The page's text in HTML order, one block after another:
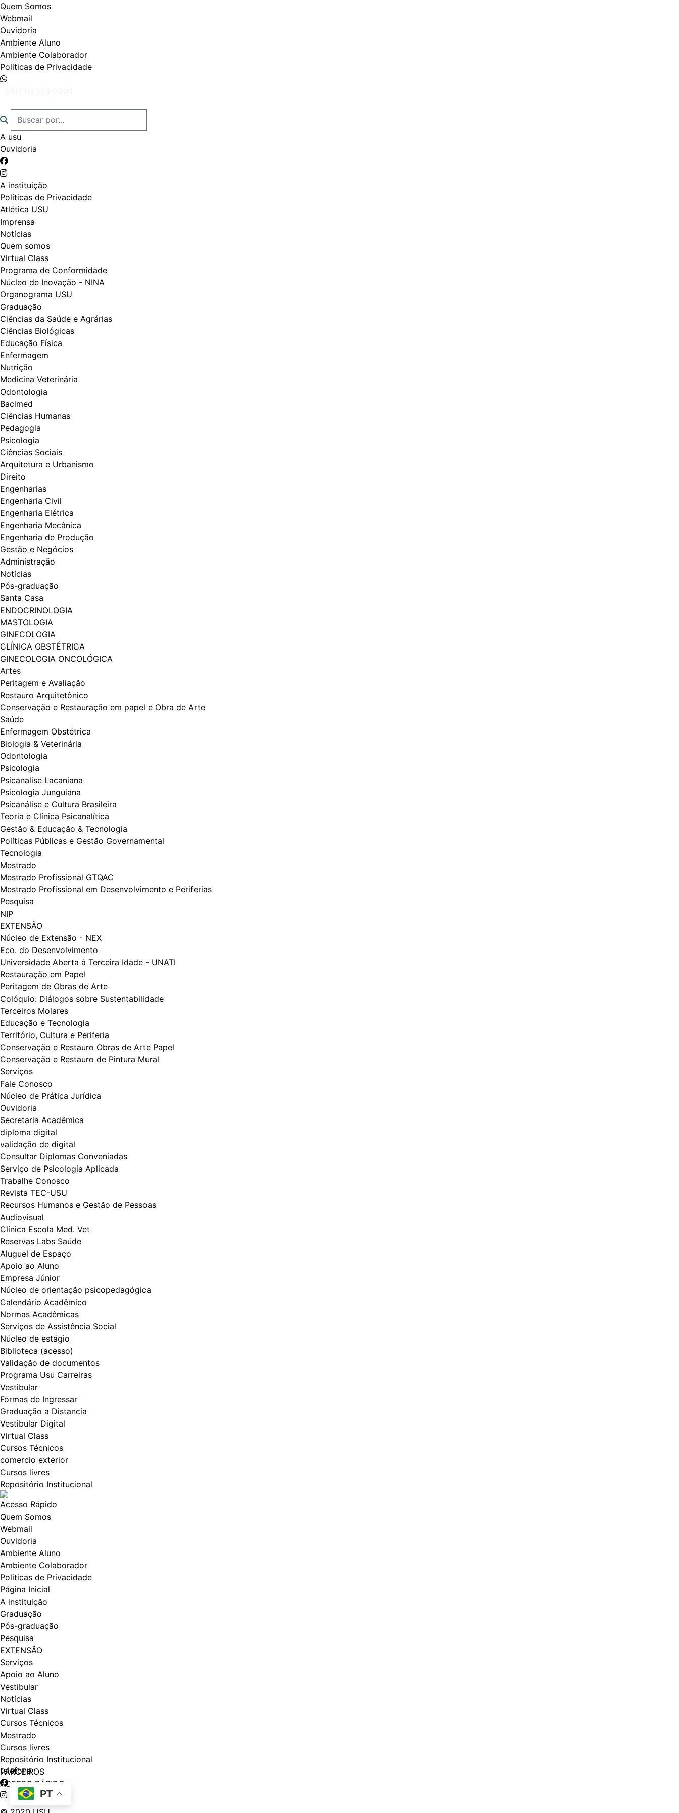
PT
Quem Somos
Webmail
Ouvidoria
Ambiente Aluno
Ambiente Colaborador
Politicas de Privacidade
A usu
Ouvidoria
A instituição
Políticas de Privacidade
Atlética USU
Imprensa
Notícias
Quem somos
Virtual Class
Programa de Conformidade
Núcleo de Inovação - NINA
Organograma USU
Graduação
Ciências da Saúde e Agrárias
Ciências Biológicas
Educação Física
Enfermagem
Nutrição
Medicina Veterinária
Odontologia
Bacimed
Ciências Humanas
Pedagogia
Psicologia
Ciências Sociais
Arquitetura e Urbanismo
Direito
Engenharias
Engenharia Civil
Engenharia Elétrica
Engenharia Mecânica
Engenharia de Produção
Gestão e Negócios
Administração
Notícias
Pós-graduação
Santa Casa
ENDOCRINOLOGIA
MASTOLOGIA
GINECOLOGIA
CLÍNICA OBSTÉTRICA
GINECOLOGIA ONCOLÓGICA
Artes
Peritagem e Avaliação
Restauro Arquitetônico
Conservação e Restauração em papel e Obra de Arte
Saúde
Enfermagem Obstétrica
Biologia & Veterinária
Odontologia
Psicologia
Psicanalise Lacaniana
Psicologia Junguiana
Psicanálise e Cultura Brasileira
Teoria e Clínica Psicanalítica
Gestão & Educação & Tecnologia
Políticas Públicas e Gestão Governamental
Tecnologia
Mestrado
Mestrado Profissional GTQAC
Mestrado Profissional em Desenvolvimento e Periferias
Pesquisa
NIP
EXTENSÃO
Núcleo de Extensão - NEX
Eco. do Desenvolvimento
Universidade Aberta à Terceira Idade - UNATI
Restauração em Papel
Peritagem de Obras de Arte
Colóquio: Diálogos​​ sobre Sustentabilidade
Terceiros Molares
Educação e Tecnologia
Território, Cultura e Periferia
Conservação e Restauro Obras de Arte Papel
Conservação e Restauro de Pintura Mural
Serviços
Fale Conosco
Núcleo de Prática Jurídica
Ouvidoria
Secretaria Acadêmica
diploma digital
validação de digital
Consultar Diplomas Conveniadas
Serviço de Psicologia Aplicada
Trabalhe Conosco
Revista TEC-USU
Recursos Humanos e Gestão de Pessoas
Audiovisual
Clínica Escola Med. Vet
Reservas Labs Saúde
Aluguel de Espaço
Apoio ao Aluno
Empresa Júnior
Núcleo de orientação psicopedagógica
Calendário Acadêmico
Normas Acadêmicas
Serviços de Assistência Social
Núcleo de estágio
Biblioteca (acesso)
Validação de documentos
Programa Usu Carreiras
Vestibular
Formas de Ingressar
Graduação a Distancia
Vestibular Digital
Virtual Class
Cursos Técnicos
comercio exterior
Cursos livres
Repositório Institucional
Acesso Rápido
Quem Somos
Webmail
Ouvidoria
Ambiente Aluno
Ambiente Colaborador
Politicas de Privacidade
Página Inicial
A instituição
Graduação
Pós-graduação
Pesquisa
EXTENSÃO
Serviços
Apoio ao Aluno
Vestibular
Notícias
Virtual Class
Cursos Técnicos
Mestrado
Cursos livres
Repositório Institucional
PARCEIROS
ACESSO RÁPIDO
telefone